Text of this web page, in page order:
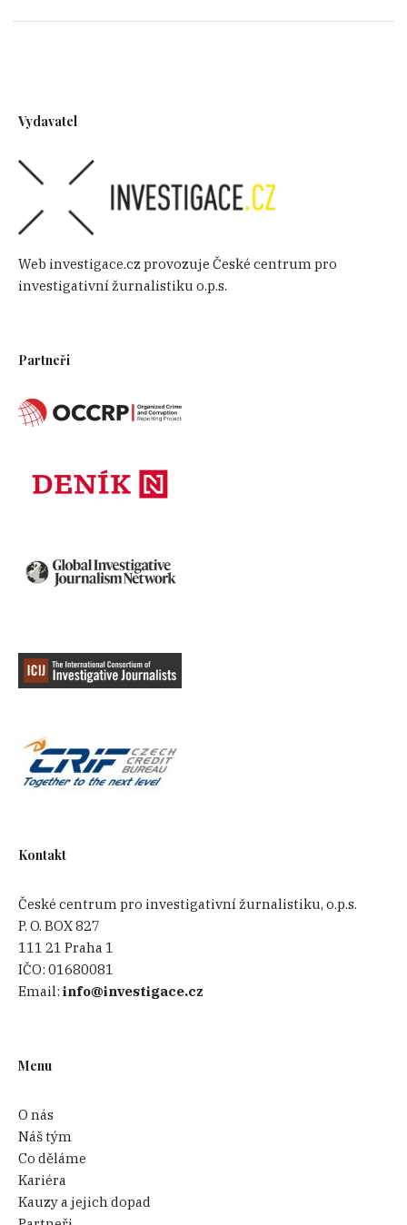
Vydavatel
Web investigace.cz provozuje České centrum pro
investigativní žurnalistiku o.p.s.
Partneři
Kontakt
České centrum pro investigativní žurnalistiku, o.p.s.
P. O. BOX 827
111 21 Praha 1
IČO:01680081
Email:info@investigace.cz
Menu
O nás
Náš tým
Co děláme
Kariéra
Kauzy a jejich dopad